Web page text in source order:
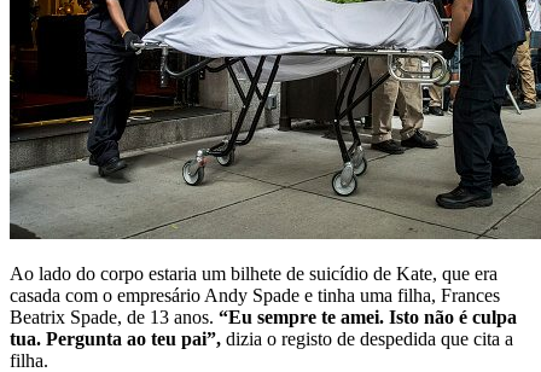
Ao lado do corpo estaria um bilhete de suicídio de Kate, que era
casada com o empresário Andy Spade e tinha uma filha, Frances
Beatrix Spade, de 13 anos. “Eu sempre te amei. Isto não é culpa
tua. Pergunta ao teu pai”, dizia o registo de despedida que cita a
filha.